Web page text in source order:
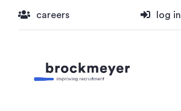
careers log in